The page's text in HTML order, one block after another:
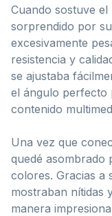
Cuando sostuve
sorprendido por
excesivamente
resistencia y
se ajustaba
el ángulo perfecto
contenido
Una vez que
quedé asombrado
colores. Gracias a
mostraban nítidas
manera